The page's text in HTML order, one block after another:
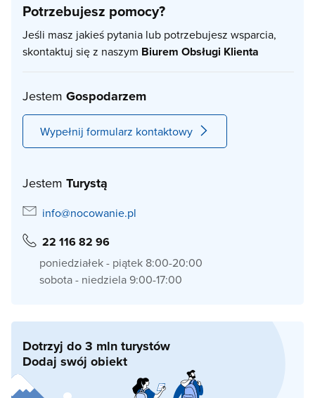
Potrzebujesz pomocy?
Jeśli masz jakieś pytania lub potrzebujesz wsparcia,
skontaktuj się z naszym Biurem Obsługi Klienta
Jestem Gospodarzem
Wypełnij formularz kontaktowy
Jestem Turystą
info@nocowanie.pl
22 116 82 96
poniedziałek - piątek 8:00-20:00
sobota - niedziela 9:00-17:00
Dotrzyj do 3 mln turystów
Dodaj swój obiekt